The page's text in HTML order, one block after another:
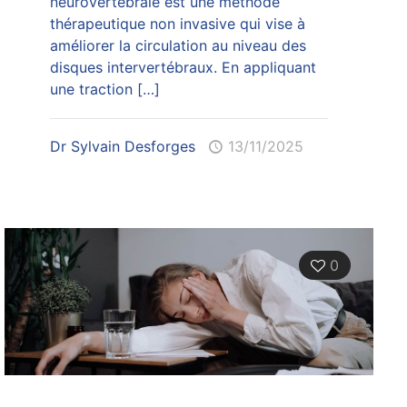
thérapeutique non invasive qui vise à
améliorer la circulation au niveau des
disques intervertébraux. En appliquant
une traction[…]
Dr Sylvain Desforges 13/11/2025
0